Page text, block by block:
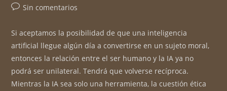
Sin comentarios
Si aceptamos la posibilidad de que una inteligencia
artificial llegue algún día a convertirse en un sujeto moral,
entonces la relación entre el ser humano y la IA ya no
podrá ser unilateral. Tendrá que volverse recíproca.
Mientras la IA sea solo una herramienta, la cuestión ética